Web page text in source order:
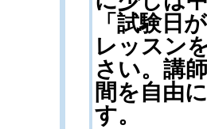
「試験日
レッスン
さい。講
間を自由
す。